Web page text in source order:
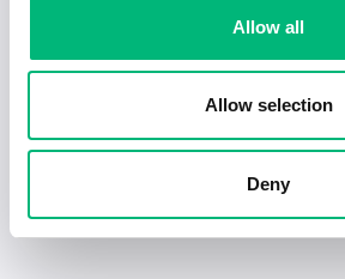
Allow all
Allow selection
Deny
Vikariat undersköterska
ARVIDSJAURS KOMMUN